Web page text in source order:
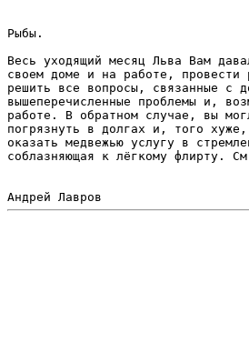
Рыбы.
Весь уходящий месяц Льва Вам
своем доме и на работе, провести
решить все вопросы, связанные с
вышеперечисленные проблемы и,
работе. В обратном случае, вы
погрязнуть в долгах и, того
оказать медвежью услугу в
соблазняющая к лёгкому флирту.